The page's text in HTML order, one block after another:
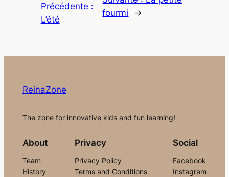
Précédente :
L’été
fourmi
→
ReinaZone
The zone for innovative kids and fun learning!
About
Team
History
Privacy
Privacy Policy
Terms and Conditions
Social
Facebook
Instagram